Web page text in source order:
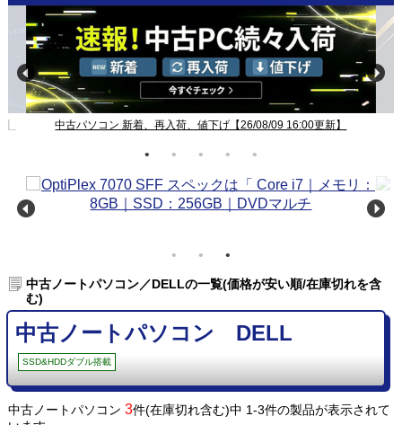
中古パソコン 新着、再入荷、値下げ【26/08/09 16:00更新】
中古ノートパソコン／DELLの一覧(価格が安い順/在庫切れを含
む)
中古ノートパソコン DELL
SSD&HDDダブル搭載
中古ノートパソコン 3件(在庫切れ含む)中 1-3件の製品が表示されて